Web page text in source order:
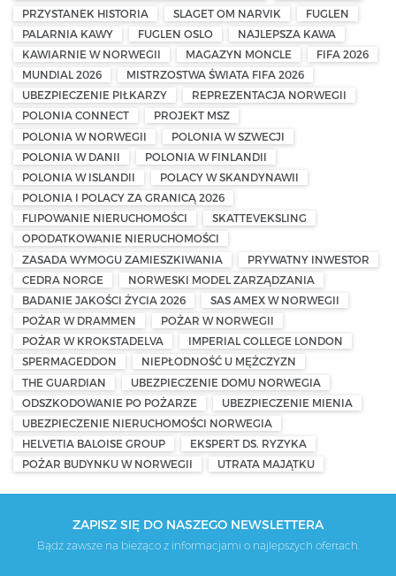
PRZYSTANEK HISTORIA
SLAGET OM NARVIK
FUGLEN
PALARNIA KAWY
FUGLEN OSLO
NAJLEPSZA KAWA
KAWIARNIE W NORWEGII
MAGAZYN MONCLE
FIFA 2026
MUNDIAL 2026
MISTRZOSTWA ŚWIATA FIFA 2026
UBEZPIECZENIE PIŁKARZY
REPREZENTACJA NORWEGII
POLONIA CONNECT
PROJEKT MSZ
POLONIA W NORWEGII
POLONIA W SZWECJI
POLONIA W DANII
POLONIA W FINLANDII
POLONIA W ISLANDII
POLACY W SKANDYNAWII
POLONIA I POLACY ZA GRANICĄ 2026
FLIPOWANIE NIERUCHOMOŚCI
SKATTEVEKSLING
OPODATKOWANIE NIERUCHOMOŚCI
ZASADA WYMOGU ZAMIESZKIWANIA
PRYWATNY INWESTOR
CEDRA NORGE
NORWESKI MODEL ZARZĄDZANIA
BADANIE JAKOŚCI ŻYCIA 2026
SAS AMEX W NORWEGII
POŻAR W DRAMMEN
POŻAR W NORWEGII
POŻAR W KROKSTADELVA
IMPERIAL COLLEGE LONDON
SPERMAGEDDON
NIEPŁODNOŚĆ U MĘŻCZYZN
THE GUARDIAN
UBEZPIECZENIE DOMU NORWEGIA
ODSZKODOWANIE PO POŻARZE
UBEZPIECZENIE MIENIA
UBEZPIECZENIE NIERUCHOMOŚCI NORWEGIA
HELVETIA BALOISE GROUP
EKSPERT DS. RYZYKA
POŻAR BUDYNKU W NORWEGII
UTRATA MAJĄTKU
ZAPISZ SIĘ DO NASZEGO NEWSLETTERA
Bądź zawsze na bieżąco z informacjami o najlepszych ofertach.